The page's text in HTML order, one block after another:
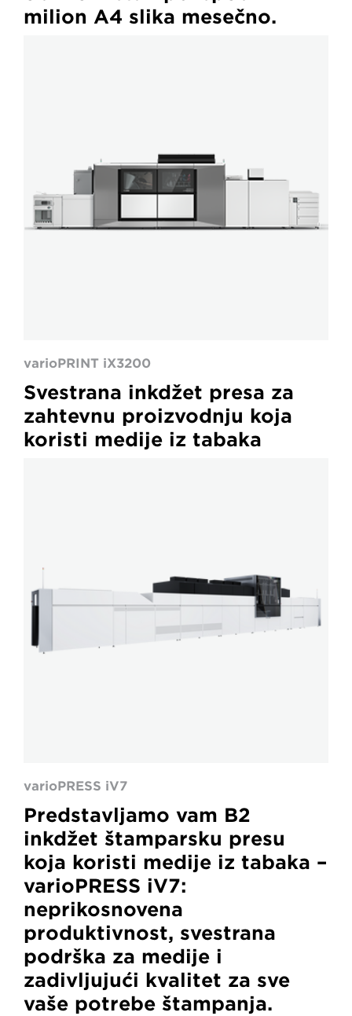
milion A4 slika mesečno.
varioPRINT iX3200
Svestrana inkdžet presa za
zahtevnu proizvodnju koja
koristi medije iz tabaka
varioPRESS iV7
Predstavljamo vam B2
inkdžet štamparsku presu
koja koristi medije iz tabaka –
varioPRESS iV7:
neprikosnovena
produktivnost, svestrana
podrška za medije i
zadivljujući kvalitet za sve
vaše potrebe štampanja.